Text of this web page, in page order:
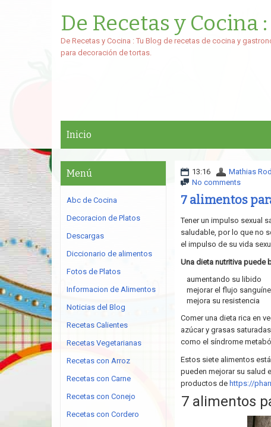
De Recetas y Cocina
De Recetas y Cocina : Tu Blog de recetas de cocina y
para decoración de tortas.
Inicio
13:16 Mathias
No comments
7 alimentos
Tener un impulso sexual
saludable, por lo que no
el impulso de su vida
Una dieta nutritiva puede
aumentando su libido
mejorar el flujo
mejora su resistencia
Comer una dieta rica en
azúcar y grasas
como el síndrome
Estos siete alimentos
pueden mejorar su salud
productos de https://
7 alimentos
Menú
Abc de Cocina
Decoracion de Platos
Descargas
Diccionario de alimentos
Fotos de Platos
Informacion de Alimentos
Noticias del Blog
Recetas Calientes
Recetas Vegetarianas
Recetas con Arroz
Recetas con Carne
Recetas con Conejo
Recetas con Cordero